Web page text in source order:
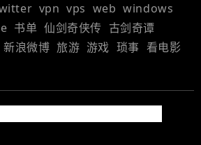
vpn vps web windows
书单 仙剑奇侠传 古剑奇谭
新浪微博 旅游 游戏 琐事 看电影